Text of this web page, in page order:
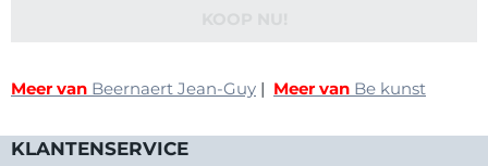
Meer van Beernaert Jean-Guy | Meer van Be kunst
KLANTENSERVICE